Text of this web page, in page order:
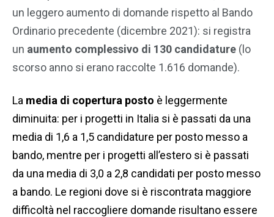
un leggero aumento di domande rispetto al Bando
Ordinario precedente (dicembre 2021): si registra
un aumento complessivo di 130 candidature (lo
scorso anno si erano raccolte 1.616 domande).
La media di copertura posto è leggermente
diminuita: per i progetti in Italia si è passati da una
media di 1,6 a 1,5 candidature per posto messo a
bando, mentre per i progetti all’estero si è passati
da una media di 3,0 a 2,8 candidati per posto messo
a bando. Le regioni dove si è riscontrata maggiore
difficoltà nel raccogliere domande risultano essere